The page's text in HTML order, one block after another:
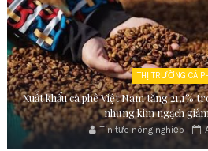
THỊ TRƯỜNG CÀ
Xuất khẩu cà phê Việt Nam tăng 21,1%
nhưng kim ngạch
Tin tức nông nghiệp